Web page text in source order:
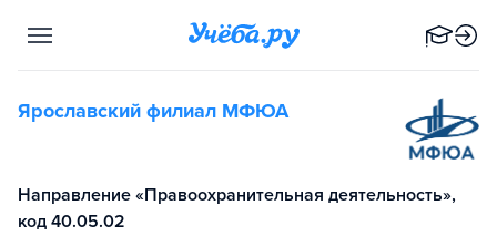
Ярославский филиал МФЮА
Направление «Правоохранительная деятельность»,
код 40.05.02